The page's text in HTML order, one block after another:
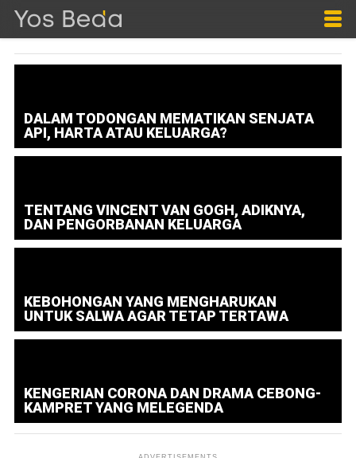
DALAM TODONGAN MEMATIKAN SENJATA
API, HARTA ATAU KELUARGA?
TENTANG VINCENT VAN GOGH, ADIKNYA,
DAN PENGORBANAN KELUARGA
KEBOHONGAN YANG MENGHARUKAN
UNTUK SALWA AGAR TETAP TERTAWA
KENGERIAN CORONA DAN DRAMA CEBONG-
KAMPRET YANG MELEGENDA